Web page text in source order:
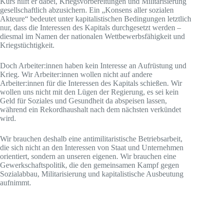
gesellschaftlich abzusichern. Ein „Konsens aller sozialen
Akteure“ bedeutet unter kapitalistischen Bedingungen letztlich
nur, dass die Interessen des Kapitals durchgesetzt werden –
diesmal im Namen der nationalen Wettbewerbsfähigkeit und
Kriegstüchtigkeit.
Doch Arbeiter:innen haben kein Interesse an Aufrüstung und
Krieg. Wir Arbeiter:innen wollen nicht auf andere
Arbeiter:innen für die Interessen des Kapitals schießen. Wir
wollen uns nicht mit den Lügen der Regierung, es sei kein
Geld für Soziales und Gesundheit da abspeisen lassen,
während ein Rekordhaushalt nach dem nächsten verkündet
wird.
Wir brauchen deshalb eine antimilitaristische Betriebsarbeit,
die sich nicht an den Interessen von Staat und Unternehmen
orientiert, sondern an unseren eigenen. Wir brauchen eine
Gewerkschaftspolitik, die den gemeinsamen Kampf gegen
Sozialabbau, Militarisierung und kapitalistische Ausbeutung
aufnimmt.